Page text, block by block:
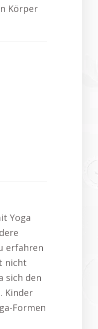
Körper
Yoga
erfahren
nicht
sich den
Kinder
Formen